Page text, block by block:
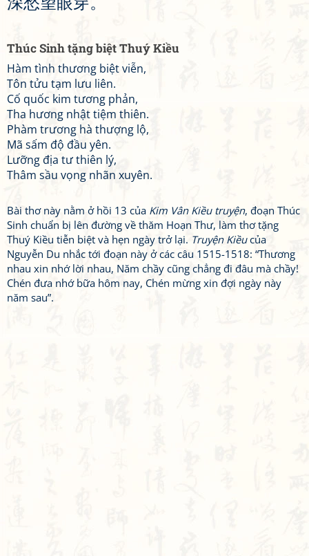
Thúc Sinh tặng biệt Thuý Kiều
Hàm tình thương biệt viễn,
Tôn tửu tạm lưu liên.
Cố quốc kim tương phản,
Tha hương nhật tiệm thiên.
Phàm trương hà thượng lộ,
Mã sấm độ đầu yên.
Lưỡng địa tư thiên lý,
Thâm sầu vọng nhãn xuyên.
Bài thơ này nằm ở hồi 13 của Kim Vân Kiều truyện, đoạn Thúc
Sinh chuẩn bị lên đường về thăm Hoạn Thư, làm thơ tặng
Thuý Kiều tiễn biệt và hẹn ngày trở lại. Truyện Kiềucủa
Nguyễn Du nhắc tới đoạn này ở các câu 1515-1518: “Thương
nhau xin nhớ lời nhau, Năm chầy cũng chẳng đi đâu mà chầy!
Chén đưa nhớ bữa hôm nay, Chén mừng xin đợi ngày này
năm sau”.